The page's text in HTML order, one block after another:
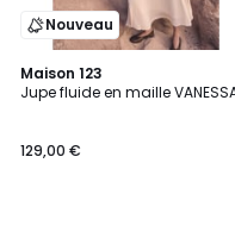
Nouveau
Maison 123
Jupe fluide en maille
129,00 €